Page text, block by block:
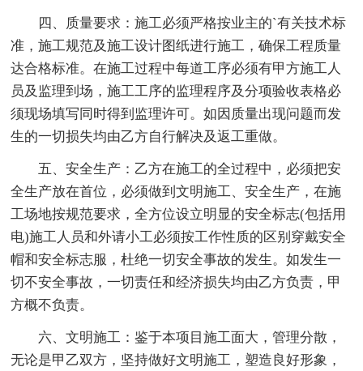
四、质量要求：施工必须严格按业主的`有关技术标
准，施工规范及施工设计图纸进行施工，确保工程质量
达合格标准。在施工过程中每道工序必须有甲方施工人
员及监理到场，施工工序的监理程序及分项验收表格必
须现场填写同时得到监理许可。如因质量出现问题而发
生的一切损失均由乙方自行解决及返工重做。
五、安全生产：乙方在施工的全过程中，必须把安
全生产放在首位，必须做到文明施工、安全生产，在施
工场地按规范要求，全方位设立明显的安全标志(包括用
电)施工人员和外请小工必须按工作性质的区别穿戴安全
帽和安全标志服，杜绝一切安全事故的发生。如发生一
切不安全事故，一切责任和经济损失均由乙方负责，甲
方概不负责。
六、文明施工：鉴于本项目施工面大，管理分散，
无论是甲乙双方，坚持做好文明施工，塑造良好形象，